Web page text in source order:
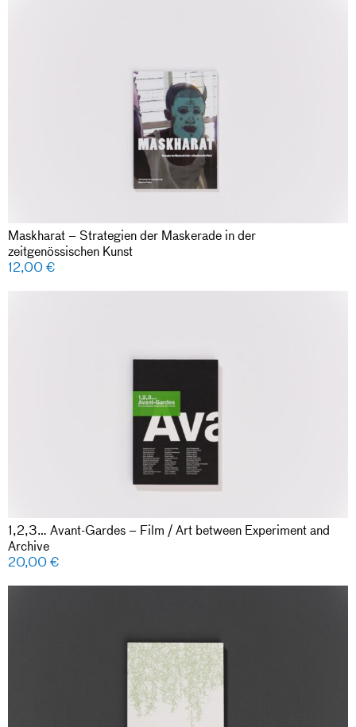
Maskharat – Strategien der Maskerade in der
zeitgenössischen Kunst
12,00€
1,2,3… Avant-Gardes – Film / Art between Experiment and
Archive
20,00€